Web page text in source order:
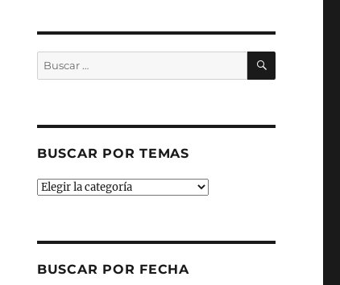
Buscar
por:
BUSCAR
BUSCAR POR TEMAS
Buscar
BUSCAR POR FECHA